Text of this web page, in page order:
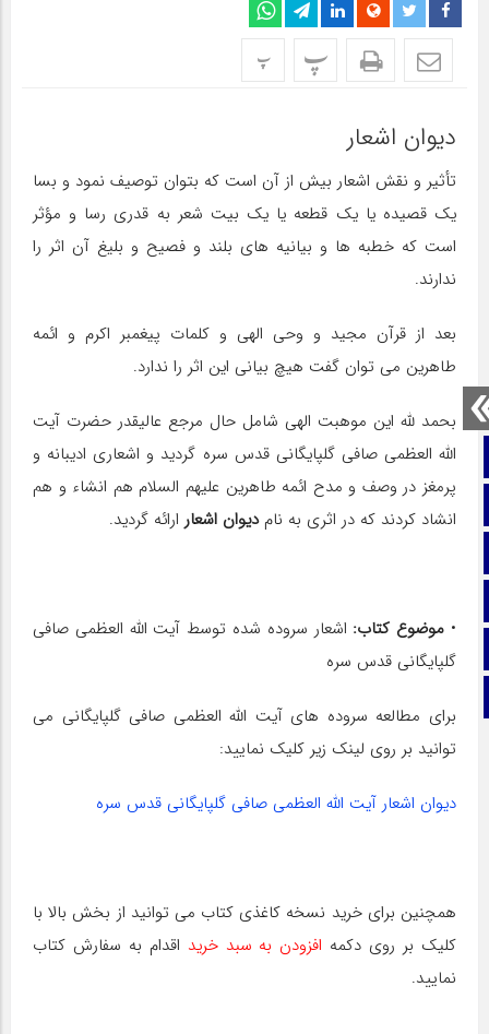
صفحه نخست
تماس با ما
اینستاگرام
پ پ
دیوان اشعار
تأثیر و نقش اشعار بیش از آن است که بتوان توصیف نمود و بسا
یک قصیده یا یک قطعه یا یک بیت شعر به قدری رسا و مؤثر
است که خطبه ها و بیانیه های بلند و فصیح و بلیغ آن اثر را
ندارند.
بعد از قرآن مجید و وحی الهی و كلمات پیغمبر اکرم و ائمه
طاهرین می توان گفت هیچ بیانی این اثر را ندارد.
بحمد لله این موهبت الهى شامل حال مرجع عالیقدر حضرت آیت
الله العظمی صافی گلپایگانی قدس سره گردید و اشعاری ادیبانه و
پرمغز در وصف و مدح ائمه طاهرین علیهم السلام هم انشاء و هم
انشاد کردند که در اثری به نامدیوان اشعار ارائه گردید.
• موضوع کتاب: اشعار سروده شده توسط آیت الله العظمی صافی
گلپایگانی قدس سره
برای مطالعه سروده های آیت الله العظمی صافی گلپایگانی می
توانید بر روی لینک زیر کلیک نمایید:
دیوان اشعار آیت الله العظمی صافی گلپایگانی قدس سره
همچنین برای خرید نسخه کاغذی کتاب می توانید از بخش بالا با
کلیک بر روی دکمه افزودن به سبد خرید اقدام به سفارش کتاب
نمایید.